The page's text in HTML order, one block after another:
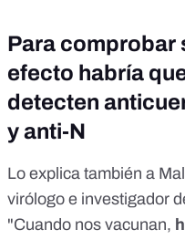
Para comprobar
efecto habría
detecten
y anti-N
Lo explica también a
virólogo e investigador
"Cuando nos vacunan,